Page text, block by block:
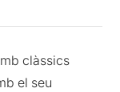
clàssics
el seu